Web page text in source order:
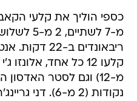
ריבאונדים ב-
נקודות (2 מ-6).